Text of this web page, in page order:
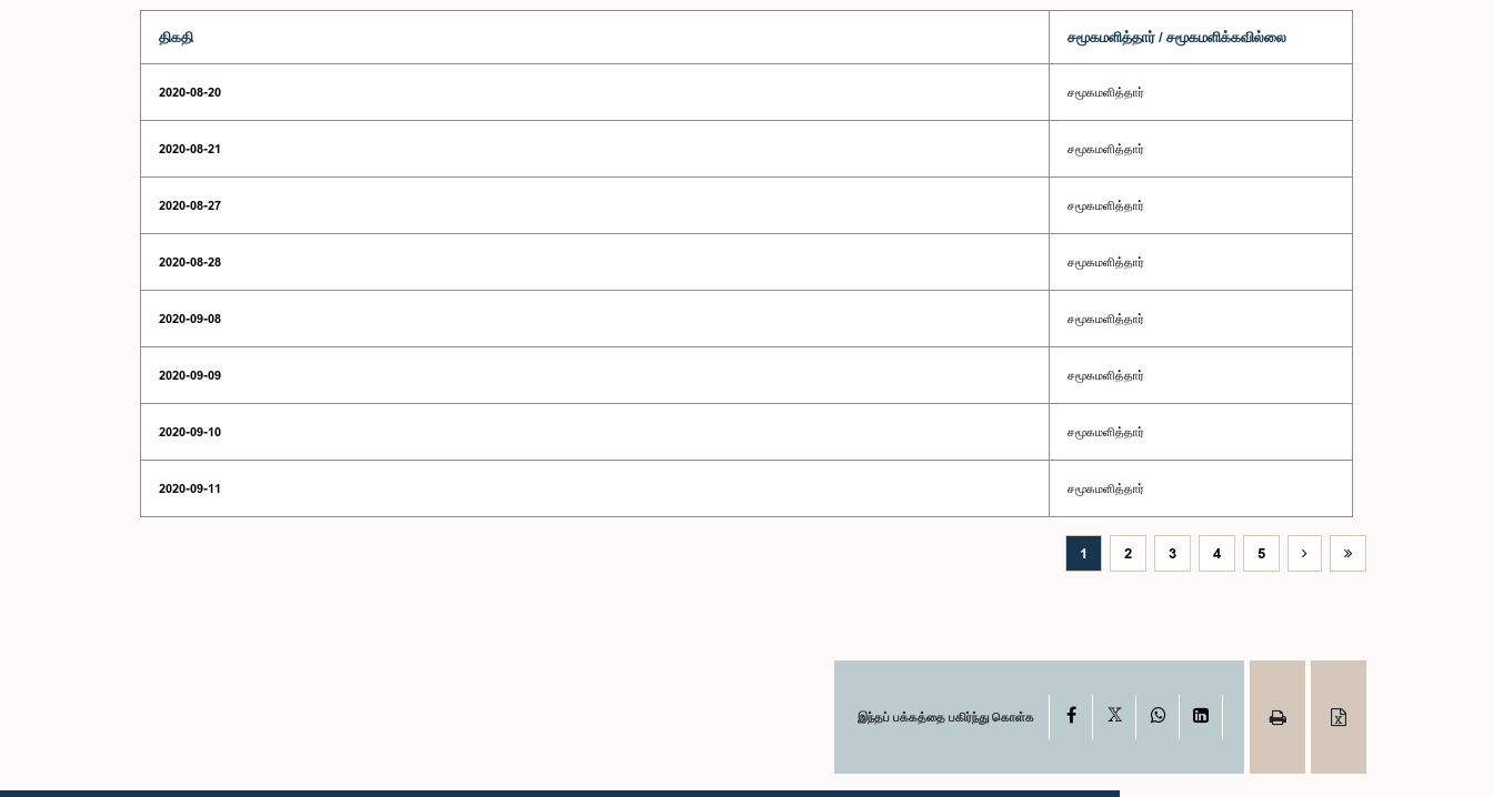
திகதி சமூகமளித்தார் / சமூகமளிக்கவில்லை
2020-08-20 சமூகமளித்தார்
2020-08-21 சமூகமளித்தார்
2020-08-27 சமூகமளித்தார்
2020-08-28 சமூகமளித்தார்
2020-09-08 சமூகமளித்தார்
2020-09-09 சமூகமளித்தார்
2020-09-10 சமூகமளித்தார்
2020-09-11 சமூகமளித்தார்
1 2 3 4 5
இந்தப் பக்கத்தை பகிர்ந்து கொள்க Facebook WhatsAppLinkedIn